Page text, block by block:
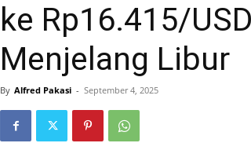
ke Rp16.415/
Menjelang Libur
By Alfred Pakasi - September 4, 2025